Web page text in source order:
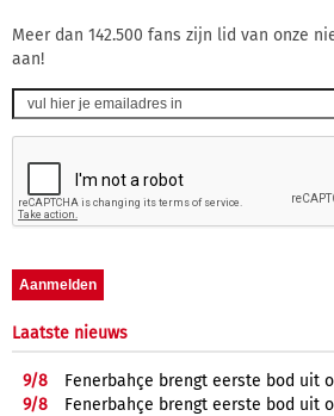
Meer dan 142.500 fans zijn lid van onze
aan!
Laatste nieuws
9/8
Fenerbahçe brengt eerste bod uit
9/8
Fenerbahçe brengt eerste bod uit